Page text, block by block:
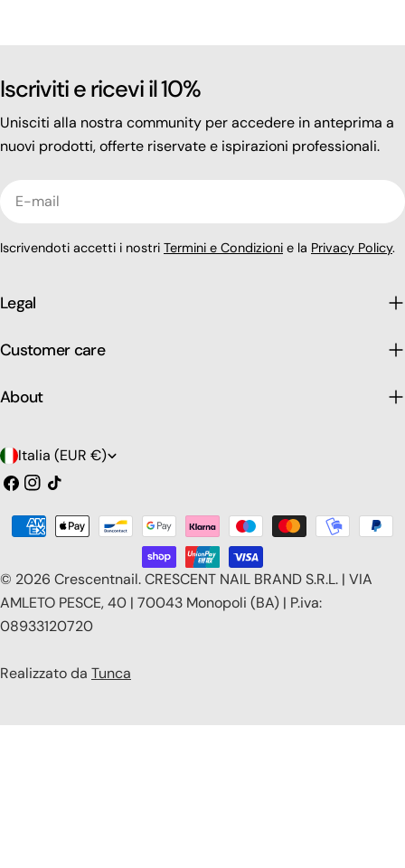
Iscriviti e ricevi il 10%
Unisciti alla nostra community per accedere in anteprima a
nuovi prodotti, offerte riservate e ispirazioni professionali.
Iscrivendoti accetti i nostri Termini e Condizioni e la Privacy Policy.
Legal
Customer care
About
P
a
e
/
r
e
Italia (EUR €)
Facebook
Instagram
Tic
© 2026 Crescentnail.CRESCENT NAIL BRAND S.R.L. | VIA
AMLETO PESCE, 40 | 70043 Monopoli (BA) | P.iva:
08933120720
Realizzato da Tunca
Modalità
pagamento